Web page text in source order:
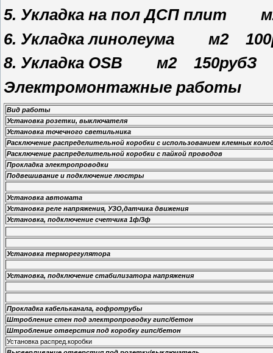
5. Укладка на пол ДСП плит
6. Укладка линолеума м2
8. Укладка ОSВ м2 150рубЗ
Электромонтажные работы
Вид работы
Установка розетки, выключателя
Установка точечного светильника
Расключение распределительной коробки с использованием клемных
Расключение распределительной коробки с пайкой проводов
Прокладка электропроводки
Подвешивание и подключение люстры
Установка автомата
Установка реле напряжения, УЗО,датчика движения
Установка, подключение счетчика 1ф/3ф
Установка терморегулятора
Установка, подключение стабилизатора напряжения
Прокладка кабельканала, гофротрубы
Штробление стен под электропроводку гипс/бетон
Штробление отверстия под коробку гипс/бетон
Установка распред.коробки